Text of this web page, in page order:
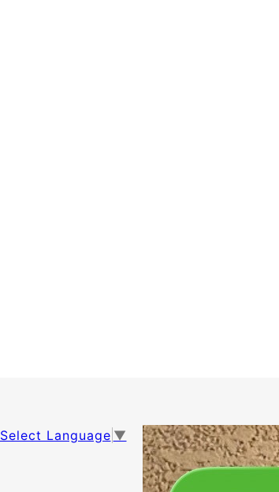
Select Language ▼